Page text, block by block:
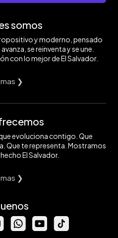
somos
y moderno, pensado
se reinventa y se une.
con lo mejor de El Salvador.
❯
evoluciona contigo. Que
Que te representa. Mostramos
El Salvador.
❯